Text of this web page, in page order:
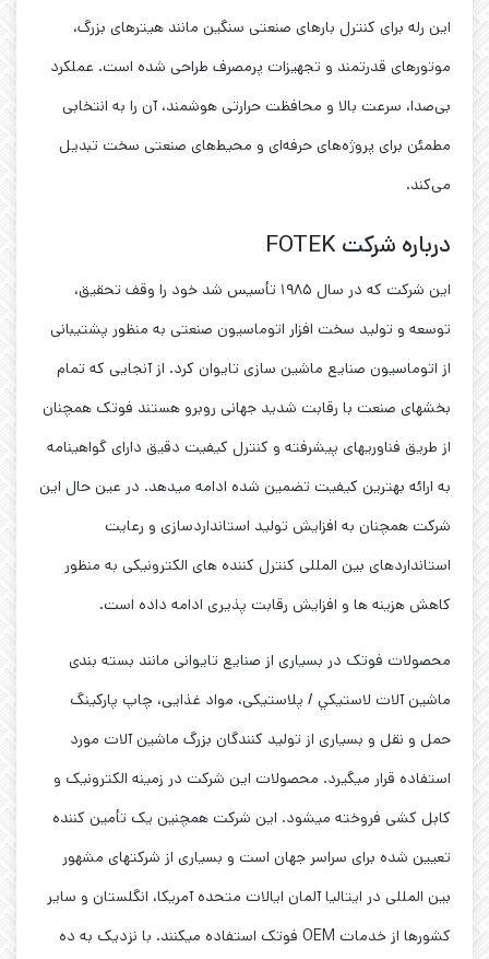
این رله برای کنترل بارهای صنعتی سنگین مانند هیترهای بزرگ،
موتورهای قدرتمند و تجهیزات پرمصرف طراحی شده است. عملکرد
بی‌صدا، سرعت بالا و محافظت حرارتی هوشمند، آن را به انتخابی
مطمئن برای پروژه‌های حرفه‌ای و محیط‌های صنعتی سخت تبدیل
می‌کند.
درباره شرکت FOTEK
این شرکت که در سال ۱۹۸۵ تأسیس شد خود را وقف تحقیق،
توسعه و تولید سخت افزار اتوماسیون صنعتی به منظور پشتیبانی
از اتوماسیون صنایع ماشین سازی تایوان کرد. از آنجایی که تمام
بخشهای صنعت با رقابت شدید جهانی روبرو هستند فوتک همچنان
از طریق فناوریهای پیشرفته و کنترل کیفیت دقیق دارای گواهینامه
به ارائه بهترین کیفیت تضمین شده ادامه میدهد. در عین حال این
شرکت همچنان به افزایش تولید استانداردسازی و رعایت
استانداردهای بین المللی کنترل کننده های الکترونیکی به منظور
کاهش هزینه ها و افزایش رقابت پذیری ادامه داده است.
محصولات فوتک در بسیاری از صنایع تایوانی مانند بسته بندی
ماشین آلات لاستيكي / پلاستیکی، مواد غذایی، چاپ پارکینگ
حمل و نقل و بسیاری از تولید کنندگان بزرگ ماشین آلات مورد
استفاده قرار میگیرد. محصولات این شرکت در زمینه الکترونیک و
کابل کشی فروخته میشود. این شرکت همچنین یک تأمین کننده
تعیین شده برای سراسر جهان است و بسیاری از شرکتهای مشهور
بین المللی در ایتالیا آلمان ایالات متحده آمریکا، انگلستان و سایر
کشورها از خدمات OEM فوتک استفاده میکنند. با نزدیک به ده